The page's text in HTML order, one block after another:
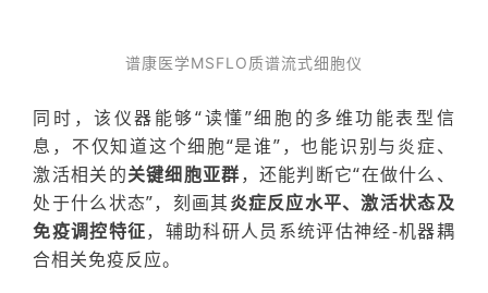
谱康医学MSFLO质谱流式细胞仪
同时，该仪器能够“读懂”细胞的多维功能表型信
息，不仅知道这个细胞“是谁”，也能识别与炎症、
激活相关的关键细胞亚群，还能判断它“在做什么、
处于什么状态”，刻画其炎症反应水平、激活状态及
免疫调控特征，辅助科研人员系统评估神经-机器耦
合相关免疫反应。